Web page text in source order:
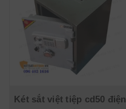
Két sắt việt tiệp cd50 điện